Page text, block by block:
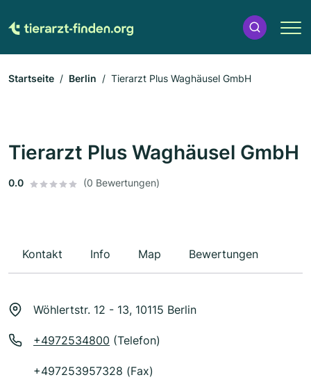
Startseite Berlin Tierarzt Plus Waghäusel GmbH
Tierarzt Plus Waghäusel GmbH
0.0 (0 Bewertungen)
Kontakt Info Map Bewertungen
Wöhlertstr. 12 - 13, 10115 Berlin
+4972534800 (Telefon)
+497253957328 (Fax)